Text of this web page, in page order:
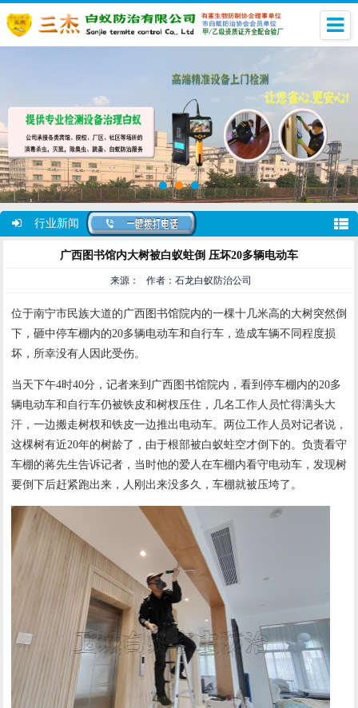
行业新闻
广西图书馆内大树被白蚁蛀倒 压坏20多辆电动车
来源： 作者：石龙白蚁防治公司
位于南宁市民族大道的广西图书馆院内的一棵十几米高的大树突然倒
下，砸中停车棚内的20多辆电动车和自行车，造成车辆不同程度损
坏，所幸没有人因此受伤。
当天下午4时40分，记者来到广西图书馆院内，看到停车棚内的20多
辆电动车和自行车仍被铁皮和树杈压住，几名工作人员忙得满头大
汗，一边搬走树杈和铁皮一边推出电动车。两位工作人员对记者说，
这棵树有近20年的树龄了，由于根部被白蚁蛀空才倒下的。负责看守
车棚的蒋先生告诉记者，当时他的爱人在车棚内看守电动车，发现树
要倒下后赶紧跑出来，人刚出来没多久，车棚就被压垮了。